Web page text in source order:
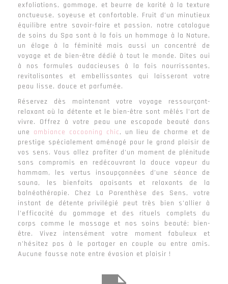
exfoliations, gommage, et beurre de karité à la texture
onctueuse, soyeuse et confortable. Fruit d’un minutieux
équilibre entre savoir-faire et passion, notre catalogue
de soins du Spa sont à la fois un hommage à la Nature,
un éloge à la féminité mais aussi un concentré de
voyage et de bien-être dédié à tout le monde. Dites oui
à nos formules audacieuses à la fois nourrissantes,
revitalisantes et embellissantes qui laisseront votre
peau lisse, douce et parfumée.
Réservez dès maintenant votre voyage ressourçant-
relaxant où la détente et le bien-être sont mêlés l’art de
vivre. Offrez à votre peau une escapade beauté dans
une ambiance cocooning chic, un lieu de charme et de
prestige spécialement aménagé pour le grand plaisir de
vos sens. Vous allez profiter d’un moment de plénitude
sans compromis en redécouvrant la douce vapeur du
hammam, les vertus insoupçonnées d’une séance de
sauna, les bienfaits apaisants et relaxants de la
balnéothérapie. Chez La Parenthèse des Sens, votre
instant de détente privilégié peut très bien s’allier à
l’efficacité du gommage et des rituels complets du
corps comme le massage et nos soins beauté; bien-
être. Vivez intensément votre moment fabuleux et
n’hésitez pas à le partager en couple ou entre amis.
Aucune fausse note entre évasion et plaisir !